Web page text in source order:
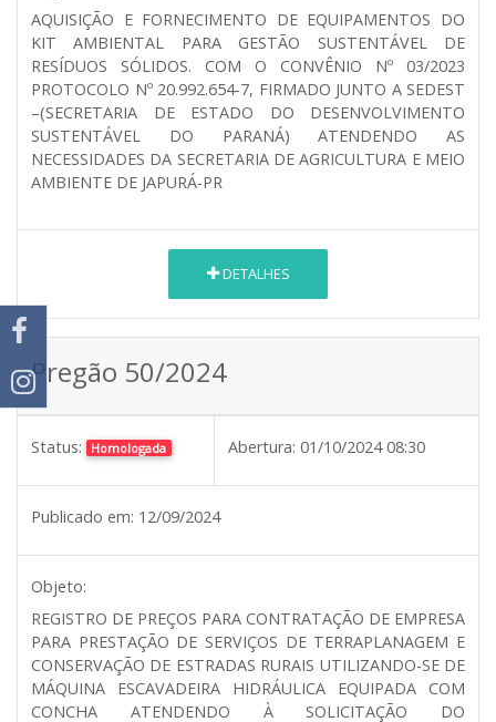
AQUISIÇÃO E FORNECIMENTO DE EQUIPAMENTOS DO
KIT AMBIENTAL PARA GESTÃO SUSTENTÁVEL DE
RESÍDUOS SÓLIDOS. COM O CONVÊNIO Nº 03/2023
PROTOCOLO Nº 20.992.654-7, FIRMADO JUNTO A SEDEST
–(SECRETARIA DE ESTADO DO DESENVOLVIMENTO
SUSTENTÁVEL DO PARANÁ) ATENDENDO AS
NECESSIDADES DA SECRETARIA DE AGRICULTURA E MEIO
AMBIENTE DE JAPURÁ-PR
DETALHES
Pregão 50/2024
Status: Homologada Abertura: 01/10/2024 08:30
Publicado em: 12/09/2024
Objeto:
REGISTRO DE PREÇOS PARA CONTRATAÇÃO DE EMPRESA
PARA PRESTAÇÃO DE SERVIÇOS DE TERRAPLANAGEM E
CONSERVAÇÃO DE ESTRADAS RURAIS UTILIZANDO-SE DE
MÁQUINA ESCAVADEIRA HIDRÁULICA EQUIPADA COM
CONCHA ATENDENDO À SOLICITAÇÃO DO